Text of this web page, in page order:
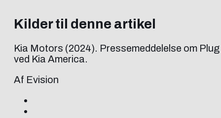
Kilder til denne artikel
Kia Motors (2024). Pressemeddelelse om
ved Kia America.
Af Evision